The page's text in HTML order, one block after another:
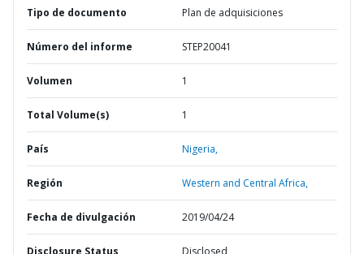
Tipo de documento Plan de adquisiciones
Número del informe STEP20041
Volumen 1
Total Volume(s) 1
País Nigeria,
Región Western and Central Africa,
Fecha de divulgación 2019/04/24
Disclosure Status Disclosed